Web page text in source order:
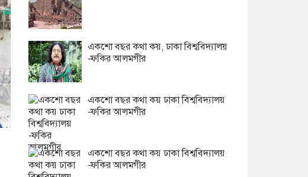
একশো বছর কথা কয়, ঢাকা বিশ্ববিদ্যালয়
-ফকির আলমগীর
একশো বছর কথা কয় ঢাকা বিশ্ববিদ্যালয়
-ফকির আলমগীর
একশো বছর কথা কয় ঢাকা বিশ্ববিদ্যালয়
-ফকির আলমগীর